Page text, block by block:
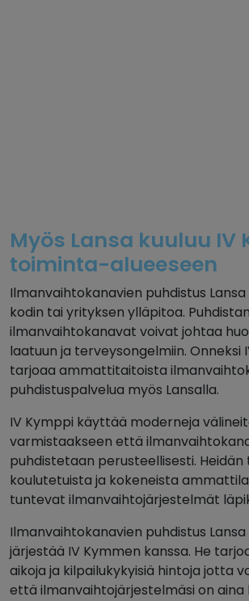
Myös Lansa kuuluu IV
toiminta-alueeseen
Ilmanvaihtokanavien puhdistus
kodin tai yrityksen ylläpitoa.
ilmanvaihtokanavat voivat johtaa
laatuun ja terveysongelmiin. Onneksi
tarjoaa ammattitaitoista
puhdistuspalvelua myös Lansalla.
IV Kymppi käyttää moderneja
varmistaakseen että
puhdistetaan perusteellisesti. Heidän
koulutetuista ja kokeneista
tuntevat ilmanvaihtojärjestelmät
Ilmanvaihtokanavien puhdistus
järjestää IV Kymmen kanssa. He
aikoja ja kilpailukykyisiä hintoja jotta
että ilmanvaihtojärjestelmäsi on aina